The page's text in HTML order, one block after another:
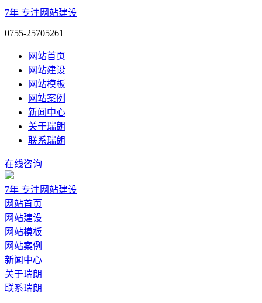
7年 专注网站建设
0755-25705261
网站首页
网站建设
网站模板
网站案例
新闻中心
关于瑞朗
联系瑞朗
在线咨询
7年 专注网站建设
网站首页
网站建设
网站模板
网站案例
新闻中心
关于瑞朗
联系瑞朗